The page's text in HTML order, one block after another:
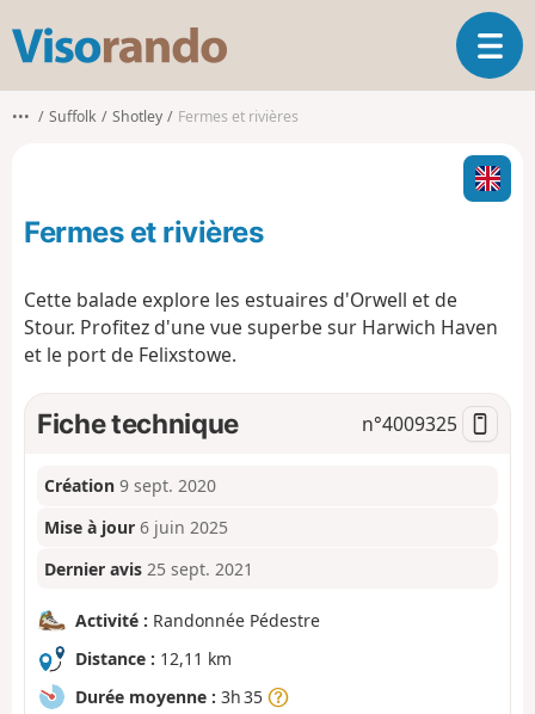
s
o
o
O
u
i
r
l
i
t
••• Suffolk Shotley Fermes et rivières
Fermes et rivières
Cette balade explore les estuaires d'Orwell et de
Stour. Profitez d'une vue superbe sur Harwich Haven
et le port de Felixstowe.
Fiche technique n°4009325
Création 9 sept. 2020
Mise à jour 6 juin 2025
Dernier avis 25 sept. 2021
Activité : Randonnée Pédestre
Distance : 12,11 km
Durée moyenne : 3h 35